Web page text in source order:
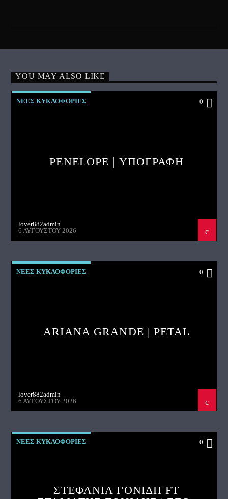
YOU MAY ALSO LIKE
ΝΕΕΣ ΚΥΚΛΟΦΟΡΙΕΣ 0
PENELOPE | ΥΠΟΓΡΑΦΗ
lover882admin
6 ΑΥΓΟΎΣΤΟΥ 2026
ΝΕΕΣ ΚΥΚΛΟΦΟΡΙΕΣ 0
ARIANA GRANDE | PETAL
lover882admin
6 ΑΥΓΟΎΣΤΟΥ 2026
ΝΕΕΣ ΚΥΚΛΟΦΟΡΙΕΣ 0
ΣΤΕΦΑΝΙΑ ΓΟΝΙΔΗ FT